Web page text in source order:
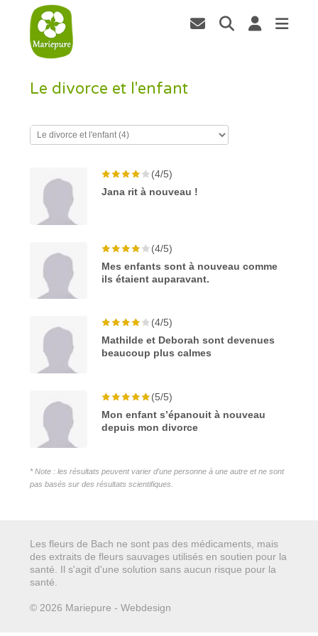
Le divorce et l'enfant
(4/5)
Jana rit à nouveau !
(4/5)
Mes enfants sont à nouveau comme
ils étaient auparavant.
(4/5)
Mathilde et Deborah sont devenues
beaucoup plus calmes
(5/5)
Mon enfant s’épanouit à nouveau
depuis mon divorce
* Note : les résultats peuvent varier d'une personne à une autre et ne sont
pas basés sur des résultats scientifiques.
Les fleurs de Bach ne sont pas des médicaments, mais
des extraits de fleurs sauvages utilisés en soutien pour la
santé. Il s'agit d'une solution sans aucun risque pour la
santé.
© 2026 Mariepure - Webdesign